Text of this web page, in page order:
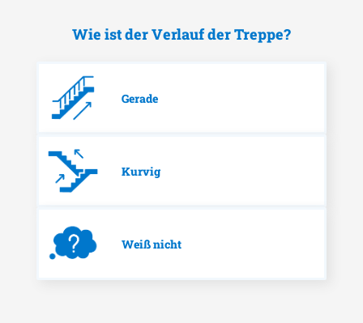
Wie ist der Verlauf der Treppe?
Gerade
Kurvig
Weiß nicht